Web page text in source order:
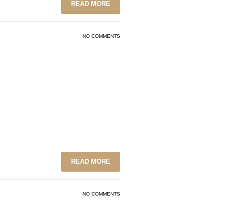
READ MORE
NO COMMENTS
READ MORE
NO COMMENTS